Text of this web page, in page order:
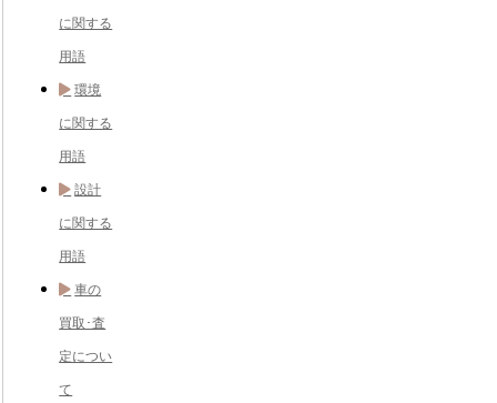
に関する
用語
環境
に関する
用語
設計
に関する
用語
車の
買取･査
定につい
て